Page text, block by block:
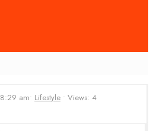
8:29 am• Lifestyle • Views: 4